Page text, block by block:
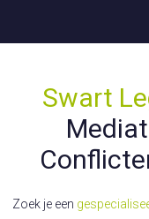
Swart
Zoek je een